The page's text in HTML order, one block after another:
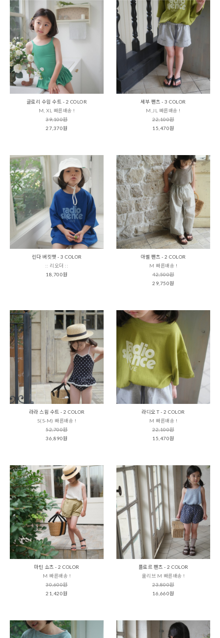
글로리 수읨 수트 - 2 COLOR
M, XL 빠른배송 !
39,100원
27,370원
세부 팬츠 - 3 COLOR
M,JL 빠른배송 !
22,100원
15,470원
린다 버킷햇 - 3 COLOR
:: 리오더 ::
18,700원
아벨 팬츠 - 2 COLOR
M 빠른배송 !
42,500원
29,750원
라라 스윔 수트 - 2 COLOR
S(S-M) 빠른배송 !
52,700원
36,890원
라디오 T - 2 COLOR
M 빠른배송 !
22,100원
15,470원
마틴 쇼츠 - 2 COLOR
M 빠른배송 !
30,600원
21,420원
플로르 팬츠 - 2 COLOR
올리브 M 빠른배송 !
23,800원
16,660원